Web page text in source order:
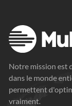
Notre mission est
dans le monde
permettent
vraiment.